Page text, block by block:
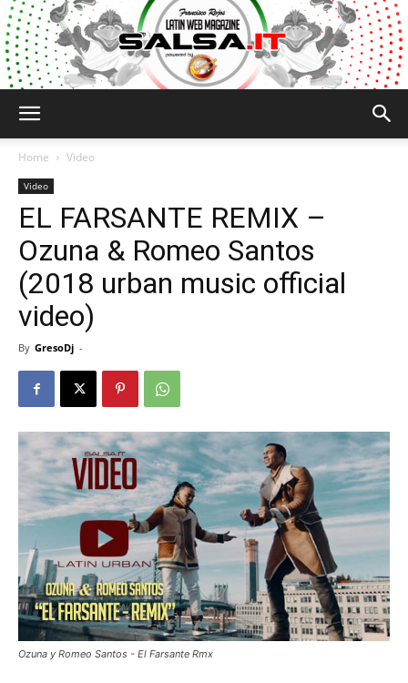
Home Video
Video
EL FARSANTE REMIX –
Ozuna & Romeo Santos
(2018 urban music official
video)
By GresoDj -
Ozuna y Romeo Santos - El Farsante Rmx